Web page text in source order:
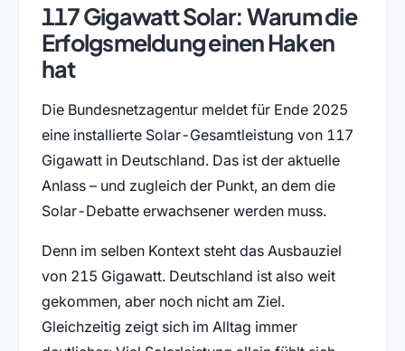
117 Gigawatt Solar: Warum die
Erfolgsmeldung einen Haken
hat
Die Bundesnetzagentur meldet für Ende 2025
eine installierte Solar-Gesamtleistung von 117
Gigawatt in Deutschland. Das ist der aktuelle
Anlass – und zugleich der Punkt, an dem die
Solar-Debatte erwachsener werden muss.
Denn im selben Kontext steht das Ausbauziel
von 215 Gigawatt. Deutschland ist also weit
gekommen, aber noch nicht am Ziel.
Gleichzeitig zeigt sich im Alltag immer